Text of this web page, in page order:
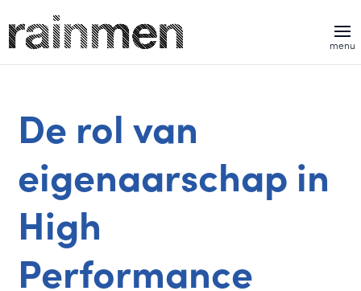
De rol van
eigenaarschap in
High
Performance